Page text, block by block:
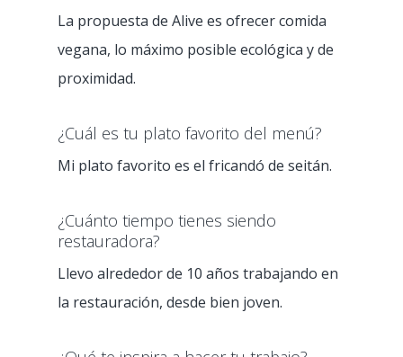
La propuesta de Alive es ofrecer comida
vegana, lo máximo posible ecológica y de
proximidad.
¿Cuál es tu plato favorito del menú?
Mi plato favorito es el fricandó de seitán.
¿Cuánto tiempo tienes siendo
restauradora?
Llevo alrededor de 10 años trabajando en
la restauración, desde bien joven.